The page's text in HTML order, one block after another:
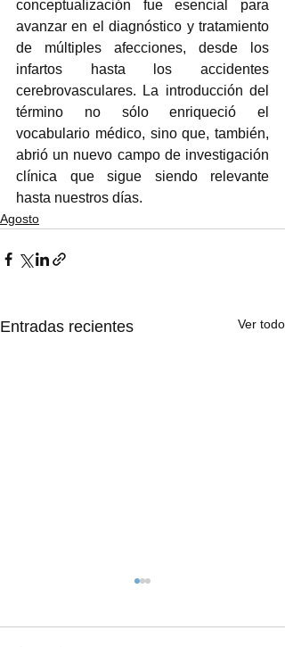
conceptualización fue esencial para
avanzar en el diagnóstico y tratamiento
de múltiples afecciones, desde los
infartos hasta los accidentes
cerebrovasculares. La introducción del
término no sólo enriqueció el
vocabulario médico, sino que, también,
abrió un nuevo campo de investigación
clínica que sigue siendo relevante
hasta nuestros días.
Agosto
Entradas recientes Ver todo